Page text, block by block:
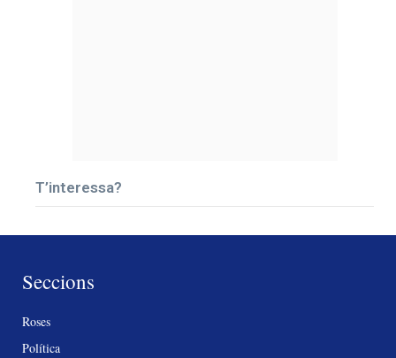
T’interessa?
Seccions
Roses
Política